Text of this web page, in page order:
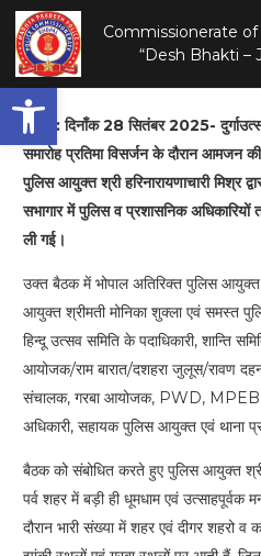
Open toolbar
Commissionerate
“Desh Bhakti –
भोपाल: दिनाँक 28 सितंबर 2025-
समारोह प्रतिमा विसर्जन के दौरान आमजन
पुलिस आयुक्त श्री हरिनारायणाचारी मिश्र
सभागार में पुलिस व प्रशासनिक
ली गई।
उक्त बैठक में भोपाल अतिरिक्त पुलिस आयुक्त
आयुक्त श्रीमती मोनिका शुक्ला एवं समस्त
हिन्दू उत्सव समिति के पदाधिकारी, शान्ति
आयोजक/राम बारात/दशहरा जुलूस/रावण
संचालक, गरबा आयोजक, PWD, MPEB,
अधिकारी, सहायक पुलिस आयुक्त एवं थाना
बैठक को संबोधित करते हुए पुलिस आयुक्त
पर्व शहर में बड़ी ही धूमधाम एवं उत्साहपूर्वक
दौरान भारी संख्या में शहर एवं दीगर शहरो